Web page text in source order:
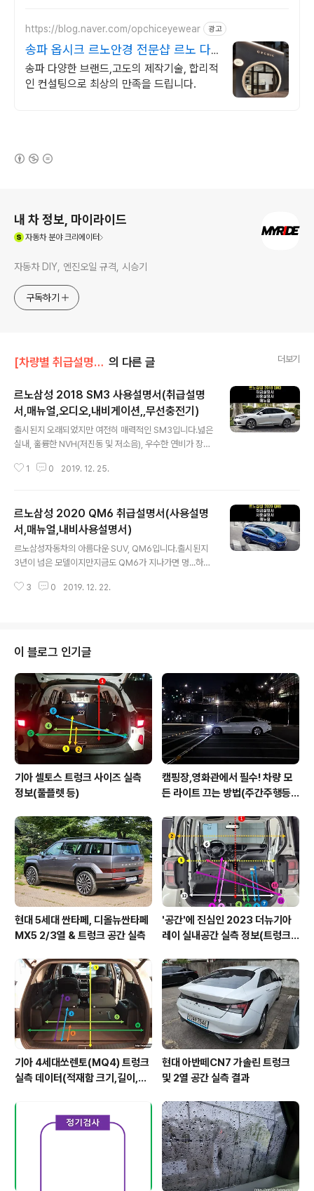
https://blog.naver.com/opchiceyewear 광고
송파 옵시크 르노안경 전문샵 르노 다
량보유 안경원
송파 다양한 브랜드,고도의 제작기술, 합리적
인 컨설팅으로 최상의 만족을 드립니다.
내 차 정보, 마이라이드
자동차분야 크리에이터
자동차 DIY, 엔진오일 규격, 시승기
구독하기
[차량별 취급설명서]/르노삼성 취급설명서 의 다른 글 더보기
르노삼성 2018 SM3 사용설명서(취급설명
서,매뉴얼,오디오,내비게이션,,무선충전기)
출시된지 오래되었지만 여전히 매력적인 SM3입니다.넓은
실내, 훌륭한 NVH(저진동 및 저소음), 우수한 연비가 장점
경질적인 반면고속도로 주행 시 조용하고, 낮은 RPM으로
요.2019/09/17 - [자동차 관련 정보/자동차 시승기] - 잘
끓인 사골, 르노삼성 SM3 1.6 GTe 시승기(연비,정숙함,
공간,부드러움) 사용설명서의 포스팅 하단에 카테고리별로
정리되어 있습니다.모든 매뉴얼의 출처는 르노삼성자동차
일부 압축된 점 참고해주세요. 르노삼성 2018 SM3 사용
1 0 2019. 12. 25.
르노삼성 2020 QM6 취급설명서(사용설명
서,매뉴얼,내비사용설명서)
르노삼성자동차의 아름다운 SUV, QM6입니다.출시된지
3년이 넘은 모델이지만지금도 QM6가 지나가면 멍...하니
거치기도 했지만워낙 완성도가 좋은 디자인 덕분인지 그냥
많아졌습니다. 또한 차량이 더이상 물리적인 기계장치가
아니라이제는 움직이는 전자장비 혹은 스마트폰이 되어가
는 추세이기 때문에운전자께서는 반드시 정확한 사용방법
을 공부해야 합니다. 이에 르노삼성자동차 공식홈페이지에
서 제공하는 파일들 중아마 많이 사용하실 것으로 예상되
는 순으로 정리를 해봤습니다. 르노삼성자동차..
3 0 2019. 12. 22.
이 블로그 인기글
기아 셀토스 트렁크 사이즈 실측
정보(풀플렛 등)
캠핑장,영화관에서 필수! 차량 모
든 라이트 끄는 방법(주간주행등D
현대 5세대 싼타페, 디올뉴싼타페
MX5 2/3열 & 트렁크 공간 실측
'공간'에 진심인 2023 더뉴기아
레이 실내공간 실측 정보(트렁크,
기아 4세대쏘렌토(MQ4) 트렁크
실측 데이터(적재함 크기,길이,높
현대 아반떼CN7 가솔린 트렁크
및 2열 공간 실측 결과